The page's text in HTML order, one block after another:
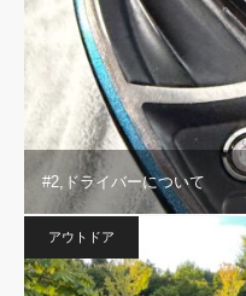
#2,ドライバーについて
アウトドア